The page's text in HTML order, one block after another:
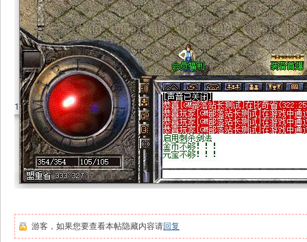
游客，如果您要查看本帖隐藏内容请回复